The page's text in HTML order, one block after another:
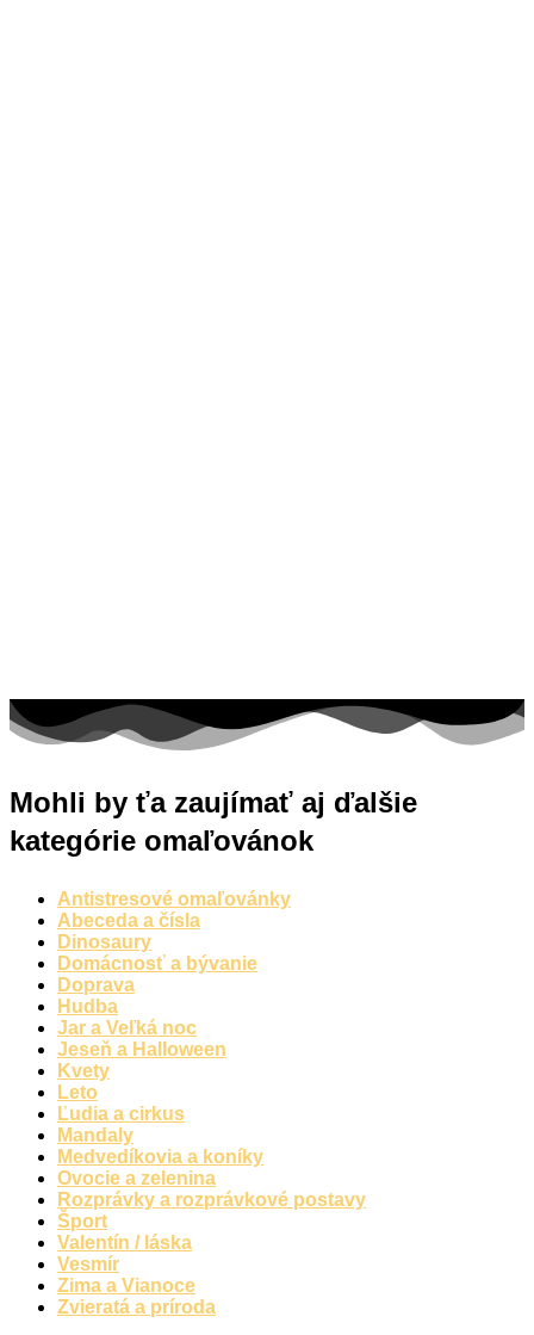
Mohli by ťa zaujímať aj ďalšie
kategórie omaľovánok
Antistresové omaľovánky
Abeceda a čísla
Dinosaury
Domácnosť a bývanie
Doprava
Hudba
Jar a Veľká noc
Jeseň a Halloween
Kvety
Leto
Ľudia a cirkus
Mandaly
Medvedíkovia a koníky
Ovocie a zelenina
Rozprávky a rozprávkové postavy
Šport
Valentín / láska
Vesmír
Zima a Vianoce
Zvieratá a príroda